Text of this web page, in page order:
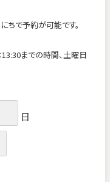
ちで予約が可能です。
までの時間、土曜日
日